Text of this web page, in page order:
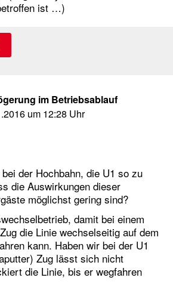
ist …)
im Betriebsablauf
um 12:28 Uhr
der Hochbahn, die U1 so zu
die Auswirkungen dieser
möglichst gering sind?
damit bei einem
die Linie wechselseitig auf dem
kann. Haben wir bei der U1
Zug lässt sich nicht
die Linie, bis er wegfahren